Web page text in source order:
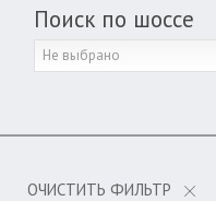
Поиск по шоссе
Не выбрано
ОЧИСТИТЬ ФИЛЬТР